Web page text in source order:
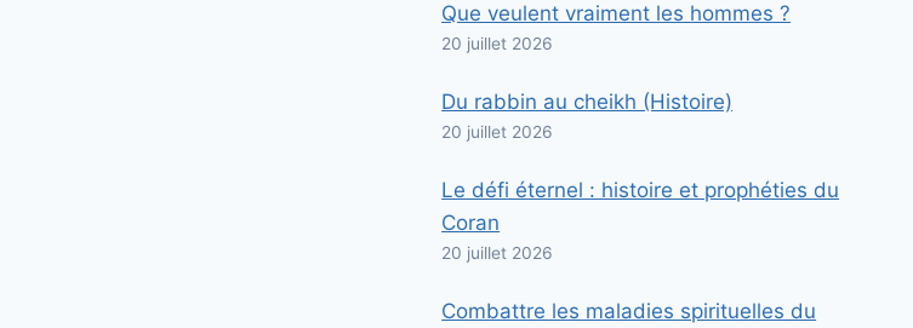
Que veulent vraiment les hommes ?
20 juillet 2026
Du rabbin au cheikh (Histoire)
20 juillet 2026
Le défi éternel : histoire et prophéties du
Coran
20 juillet 2026
Combattre les maladies spirituelles du